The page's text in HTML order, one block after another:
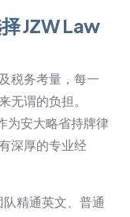
JZW Law
税务考量，每一
无谓的负担。
为安大略省持牌律
深厚的专业经
精通英文、普通